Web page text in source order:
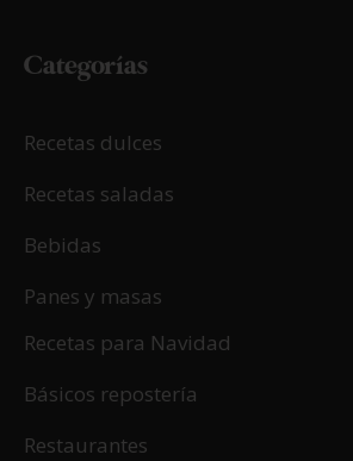
Categorías
Recetas dulces
Recetas saladas
Bebidas
Panes y masas
Recetas para Navidad
Básicos repostería
Restaurantes